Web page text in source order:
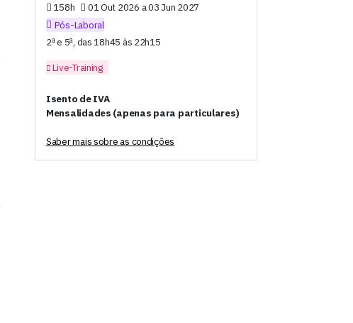
158h
01 Out 2026 a 03 Jun 2027
Pós-Laboral
2ª e 5ª, das 18h45 às 22h15
Live-Training
Isento de IVA
Mensalidades (apenas para particulares)
Saber mais sobre as condições